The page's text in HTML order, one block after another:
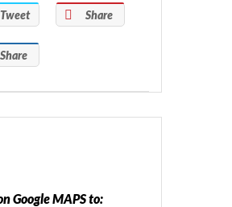
Tweet Share
Share
Google MAPS to: